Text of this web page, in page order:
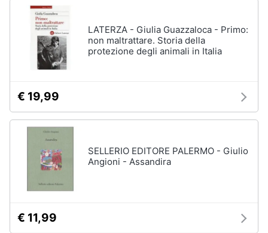
LATERZA - Giulia Guazzaloca - Primo:
non maltrattare. Storia della
protezione degli animali in Italia
€ 19,99
SELLERIO EDITORE PALERMO - Giulio
Angioni - Assandira
€ 11,99